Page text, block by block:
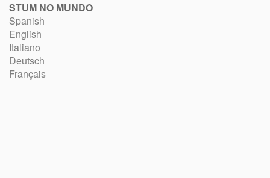
STUM NO MUNDO
Spanish
English
Italiano
Deutsch
Français